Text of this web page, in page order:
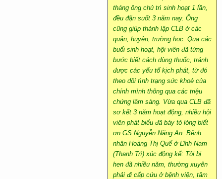
tháng ông chủ trì sinh hoạt 1 lần,
đều đặn suốt 3 năm nay. Ông
cũng giúp thành lập CLB ở các
quận, huyện, trường học. Qua các
buổi sinh hoạt, hội viên đã từng
bước biết cách dùng thuốc, tránh
được các yếu tố kịch phát, từ đó
theo dõi tình trạng sức khoẻ của
chính mình thông qua các triệu
chứng lâm sàng. Vừa qua CLB đã
sơ kết 3 năm hoạt động, nhiều hội
viên phát biểu đã bày tỏ lòng biết
ơn GS Nguyễn Năng An. Bệnh
nhân Hoàng Thị Quế ở Lĩnh Nam
(Thanh Trì) xúc động kể: Tôi bị
hen đã nhiều năm, thường xuyên
phải đi cấp cứu ở bệnh viện, tâm